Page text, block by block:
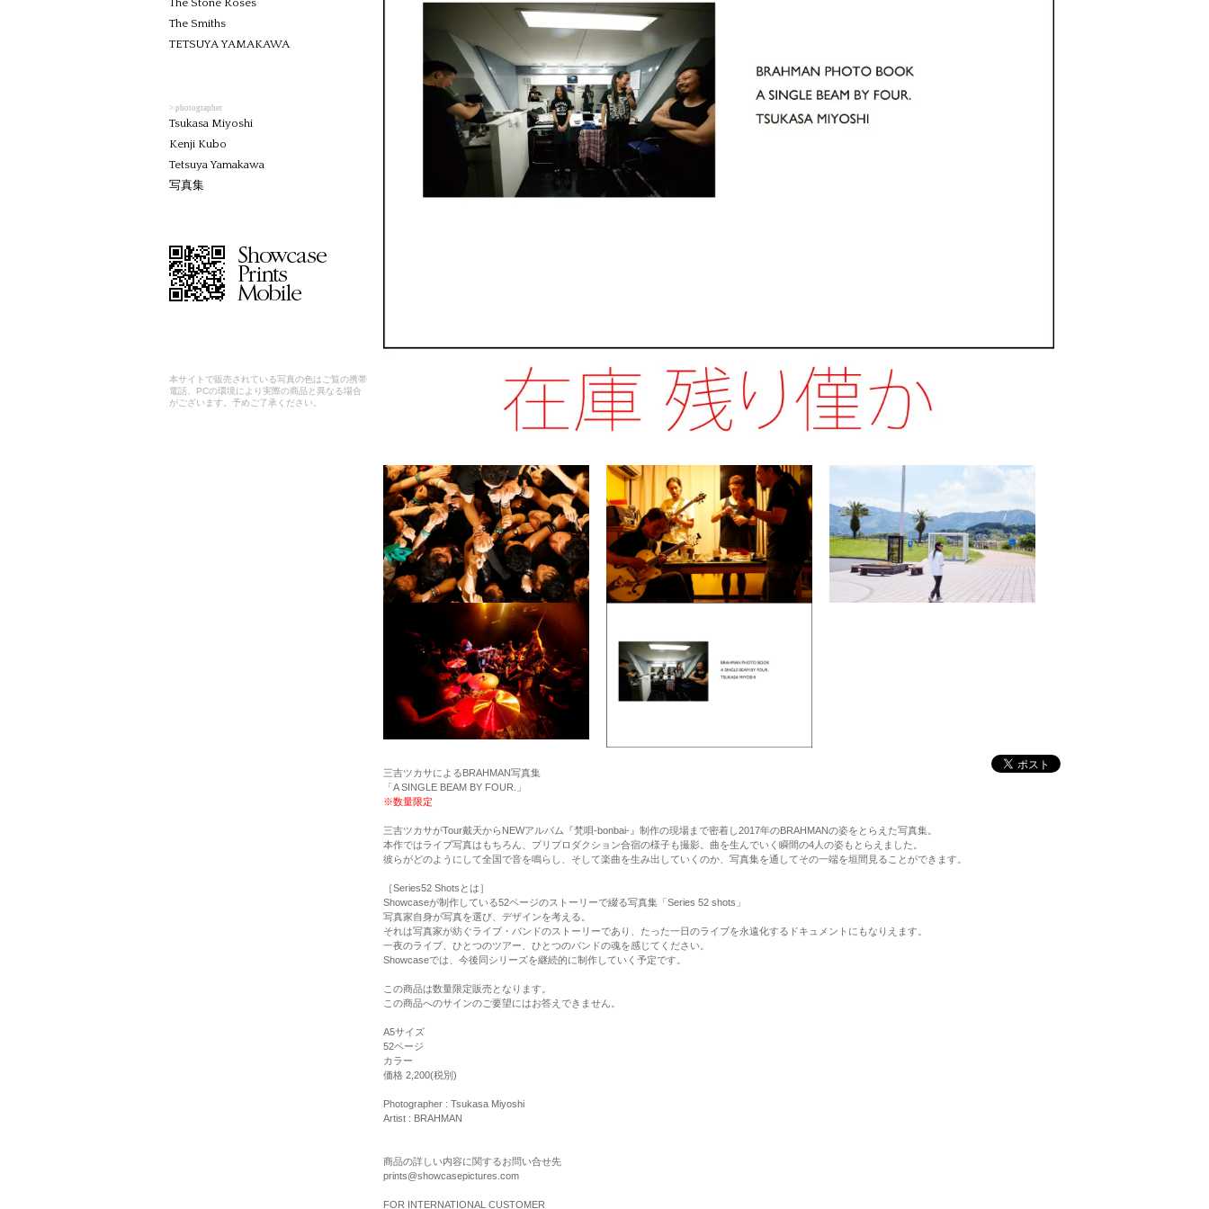
The Stone Roses
The Smiths
TETSUYA YAMAKAWA
> photographer
Tsukasa Miyoshi
Kenji Kubo
Tetsuya Yamakawa
写真集
本サイトで販売されている写真の色はご覧の携帯
電話、PCの環境により実際の商品と異なる場合
がございます。予めご了承ください。
三吉ツカサによるBRAHMAN写真集
「A SINGLE BEAM BY FOUR.」
※数量限定
三吉ツカサがTour戴天からNEWアルバム『梵唄-bonbai-』制作の現場まで密着し2017年のBRAHMANの姿をとらえた写真集。
本作ではライブ写真はもちろん、プリプロダクション合宿の様子も撮影。曲を生んでいく瞬間の4人の姿もとらえました。
彼らがどのようにして全国で音を鳴らし、そして楽曲を生み出していくのか、写真集を通してその一端を垣間見ることができます。
［Series52 Shotsとは］
Showcaseが制作している52ページのストーリーで綴る写真集「Series 52 shots」
写真家自身が写真を選び、デザインを考える。
それは写真家が紡ぐライブ・バンドのストーリーであり、たった一日のライブを永遠化するドキュメントにもなりえます。
一夜のライブ、ひとつのツアー、ひとつのバンドの魂を感じてください。
Showcaseでは、今後同シリーズを継続的に制作していく予定です。
この商品は数量限定販売となります。
この商品へのサインのご要望にはお答えできません。
A5サイズ
52ページ
カラー
価格 2,200(税別)
Photographer : Tsukasa Miyoshi
Artist : BRAHMAN
商品の詳しい内容に関するお問い合せ先
prints@showcasepictures.com
FOR INTERNATIONAL CUSTOMER